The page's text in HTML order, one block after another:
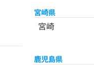
宮崎県
宮崎
鹿児島県